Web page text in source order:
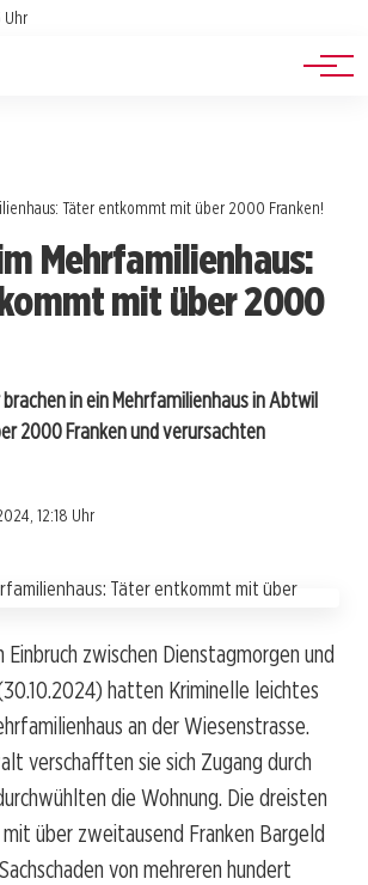
Uhr
Täter entkommt mit über 2000 Franken!
Mehrfamilienhaus:
mit über 2000
in ein Mehrfamilienhaus in Abtwil
2000 Franken und verursachten
12:18 Uhr
zwischen Dienstagmorgen und
hatten Kriminelle leichtes
an der Wiesenstrasse.
verschafften sie sich Zugang durch
die Wohnung. Die dreisten
über zweitausend Franken Bargeld
von mehreren hundert